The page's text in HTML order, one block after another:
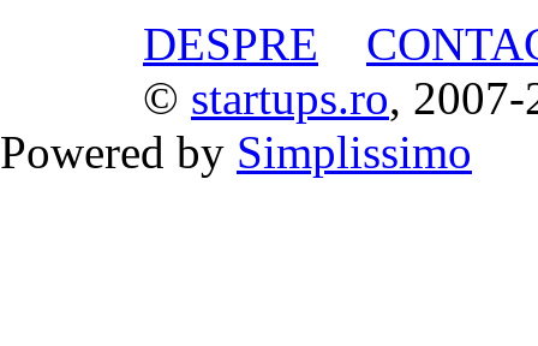
DESPRE
© startups.ro, 2007-
Powered by Simplissimo